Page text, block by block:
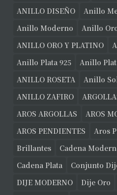
ANILLO DISEÑO
Anillo
Anillo Moderno
Anillo
ANILLO ORO Y PLATINO
Anillo Plata 925
Anillo
ANILLO ROSETA
Anillo
ANILLO ZAFIRO
AROS ARGOLLAS
AROS
AROS PENDIENTES
Aros
Brillantes
Cadena
Cadena Plata
Conjunto
DIJE MODERNO
Dije Oro